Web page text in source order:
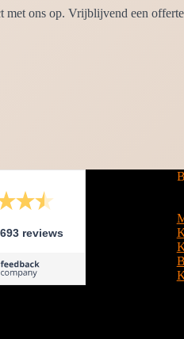
ons op. Vrijblijvend een
693 reviews